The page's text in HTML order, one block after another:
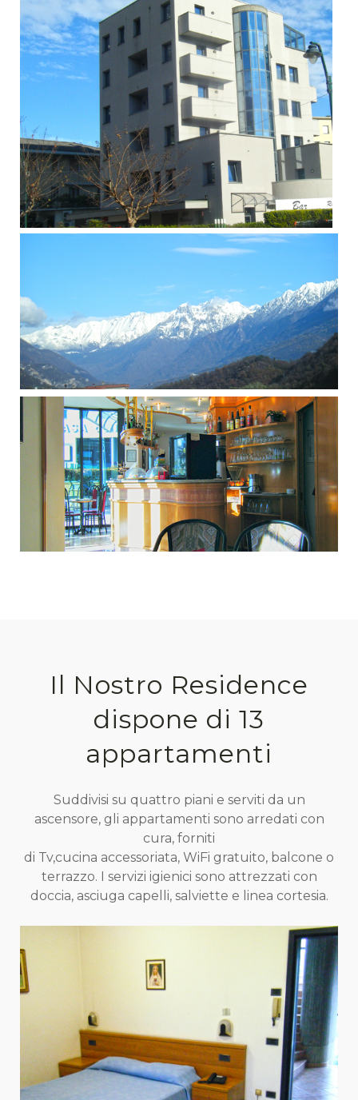
Il Nostro Residence
dispone di 13
appartamenti
Suddivisi su quattro piani e serviti da un
ascensore, gli appartamenti sono arredati con
cura, forniti
di Tv,cucina accessoriata, WiFi gratuito, balcone o
terrazzo. I servizi igienici sono attrezzati con
doccia, asciuga capelli, salviette e linea cortesia.